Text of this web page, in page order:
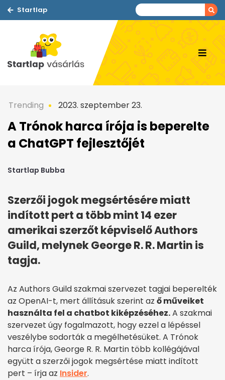
Startlap
Trending 2023. szeptember 23.
A Trónok harca írója is beperelte
a ChatGPT fejlesztőjét
Startlap Bubba
Szerzői jogok megsértésére miatt
indított pert a több mint 14 ezer
amerikai szerzőt képviselő Authors
Guild, melynek George R. R. Martin is
tagja.
Az Authors Guild szakmai szervezet tagjai beperelték
az OpenAI-t, mert állításuk szerint az ő műveiket
használta fel a chatbot kiképzéséhez.A szakmai
szervezet úgy fogalmazott, hogy ezzel a lépéssel
veszélybe sodorták a megélhetésüket. A Trónok
harca írója, George R. R. Martin több kollégájával
együtt a szerzői jogok megsértése miatt indított
pert – írja az Insider.